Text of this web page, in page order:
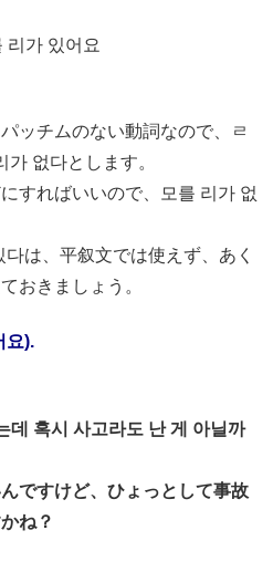
리가 있어요
ッチムのない動詞なので、ㄹ
없다とします。
すればいいので、모를 리가 없
は、平叙文では使えず、あく
おきましょう。
요).
데 혹시 사고라도 난 게 아닐까
ですけど、ひょっとして事故
ね？